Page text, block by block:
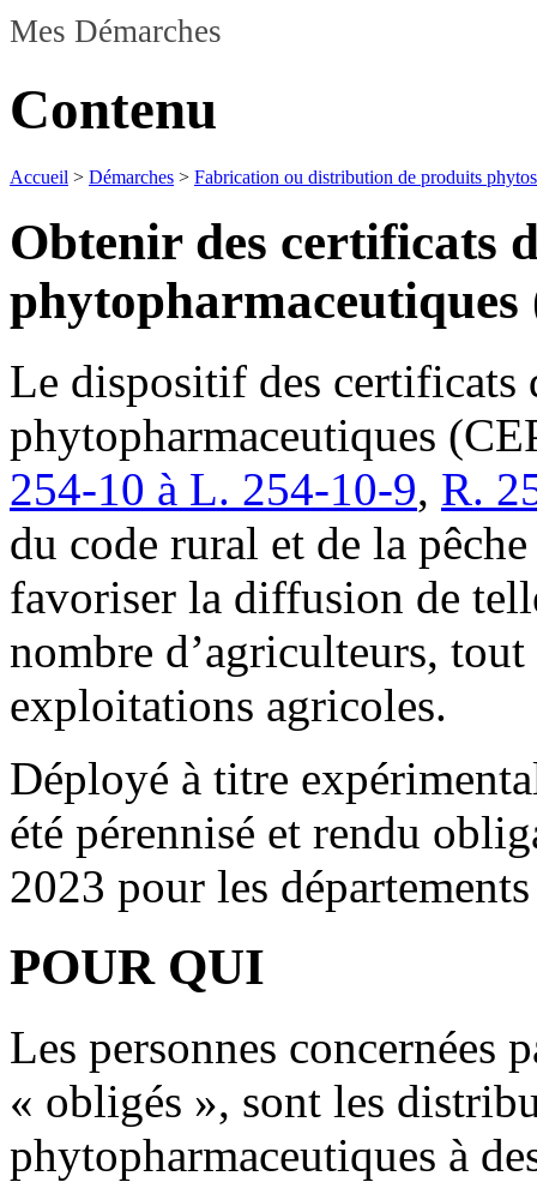
Mes Démarches
Contenu
Accueil > Démarches > Fabrication ou distribution de produits
Obtenir des certificats
phytopharmaceutiques
Le dispositif des certificats
phytopharmaceutiques
254-10 à L. 254-10-9, R.
du code rural et de la
favoriser la diffusion de
nombre d’agriculteurs,
exploitations agricoles.
Déployé à titre
été pérennisé et rendu
2023 pour les
POUR QUI
Les personnes concernées
« obligés », sont les
phytopharmaceutiques à